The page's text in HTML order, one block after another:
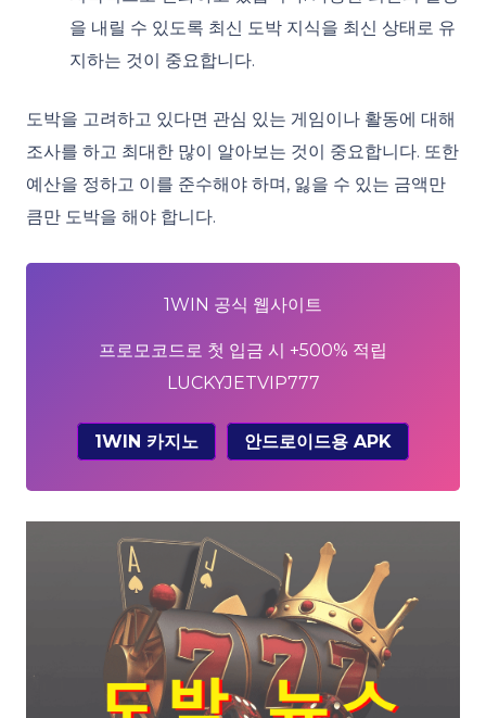
을 내릴 수 있도록 최신 도박 지식을 최신 상태로 유
지하는 것이 중요합니다.
도박을 고려하고 있다면 관심 있는 게임이나 활동에 대해
조사를 하고 최대한 많이 알아보는 것이 중요합니다. 또한
예산을 정하고 이를 준수해야 하며, 잃을 수 있는 금액만
큼만 도박을 해야 합니다.
1WIN 공식 웹사이트
프로모코드로 첫 입금 시 +500% 적립
LUCKYJETVIP777
1WIN 카지노 안드로이드용 APK